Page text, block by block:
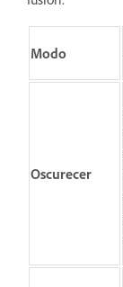
Modo
Oscurecer